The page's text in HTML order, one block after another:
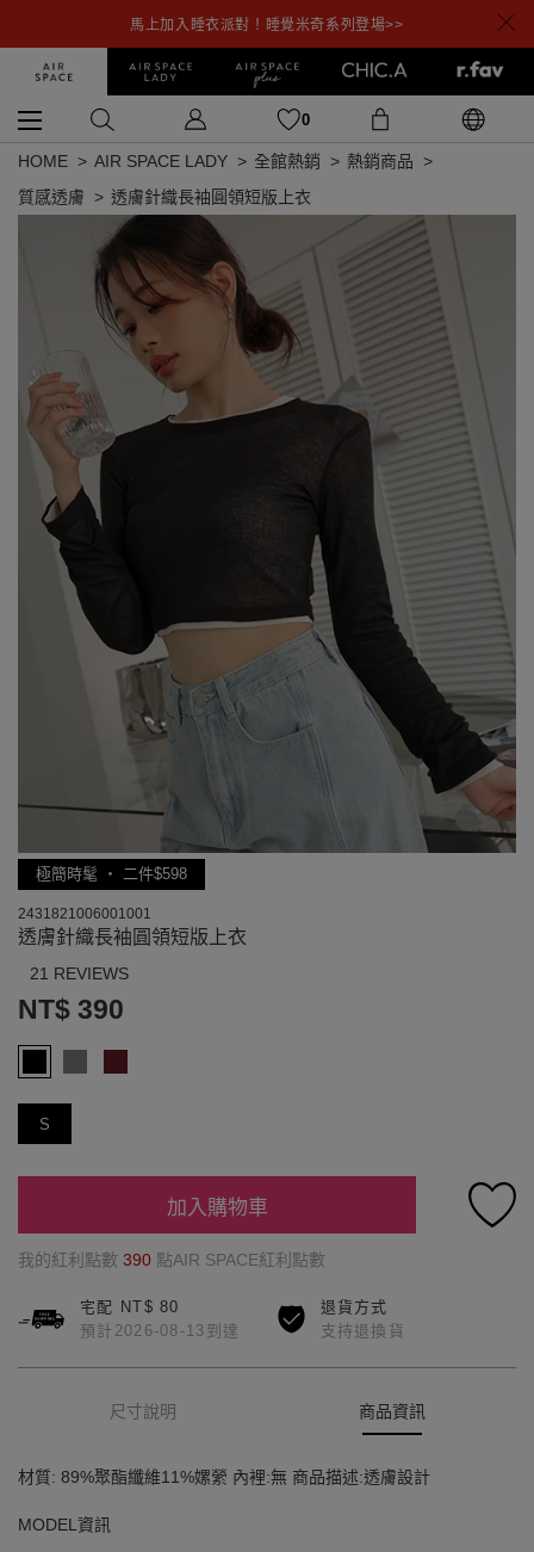
馬上加入睡衣派對！睡覺米奇系列登場>>
0
HOME AIR SPACE LADY 全館熱銷
熱銷商品
質感透膚
透膚針織長袖圓領短版上衣
極簡時髦 ‧ 二件$598
2431821006001001
透膚針織長袖圓領短版上衣
21 REVIEWS
NT$ 390
S
加入購物車
我的紅利點數 390 點AIR SPACE紅利點數
宅配 NT$ 80
預計2026-08-13到達
退貨方式
支持退換貨
尺寸說明 商品資訊
材質: 89%聚酯纖維11%嫘縈 內裡:無 商品描述:透膚設計
MODEL資訊